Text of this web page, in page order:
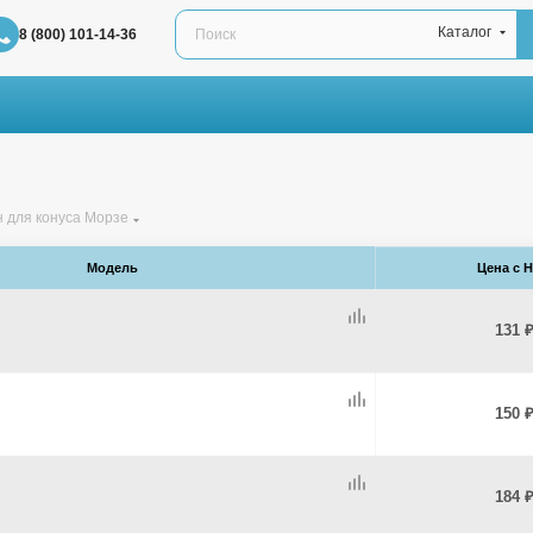
8 (800) 101-14-36 Каталог
для конуса Морзе
Модель Цена с
131 ₽
150 ₽
184₽